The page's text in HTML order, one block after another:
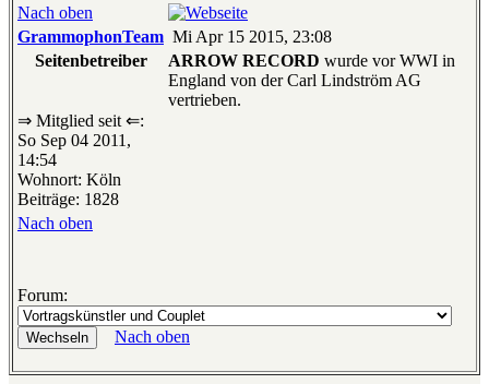
Nach oben
GrammophonTeam Mi Apr 15 2015, 23:08
Seitenbetreiber
⇒ Mitglied seit ⇐:
So Sep 04 2011,
14:54
Wohnort: Köln
Beiträge: 1828
ARROW RECORD wurde vor WWI in
England von der Carl Lindström AG
vertrieben.
Nach oben
Forum:
Nach oben